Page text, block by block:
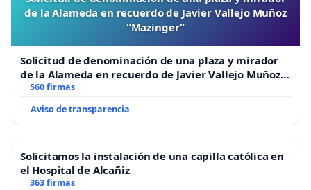
de la Alameda en recuerdo de Javier Vallejo Muñoz
“Mazinger”
Solicitud de denominación de una plaza y mirador
de la Alameda en recuerdo de Javier Vallejo Muñoz
“Mazinger”
560 firmas
Aviso de transparencia
Solicitamos la instalación de una capilla católica en
el Hospital de Alcañiz
363 firmas